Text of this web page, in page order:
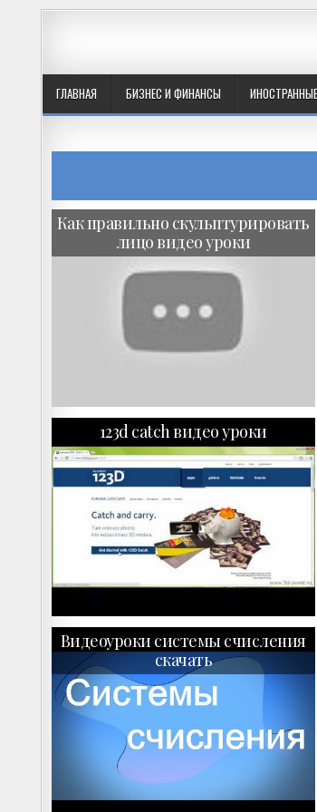
ГЛАВНАЯ БИЗНЕС И ФИНАНСЫ
Как правильно скульптурировать
лицо видео уроки
123d catch видео уроки
Видеоуроки системы счисления
скачать